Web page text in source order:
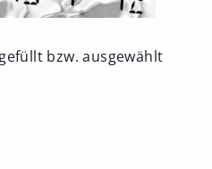
bzw. ausgewählt